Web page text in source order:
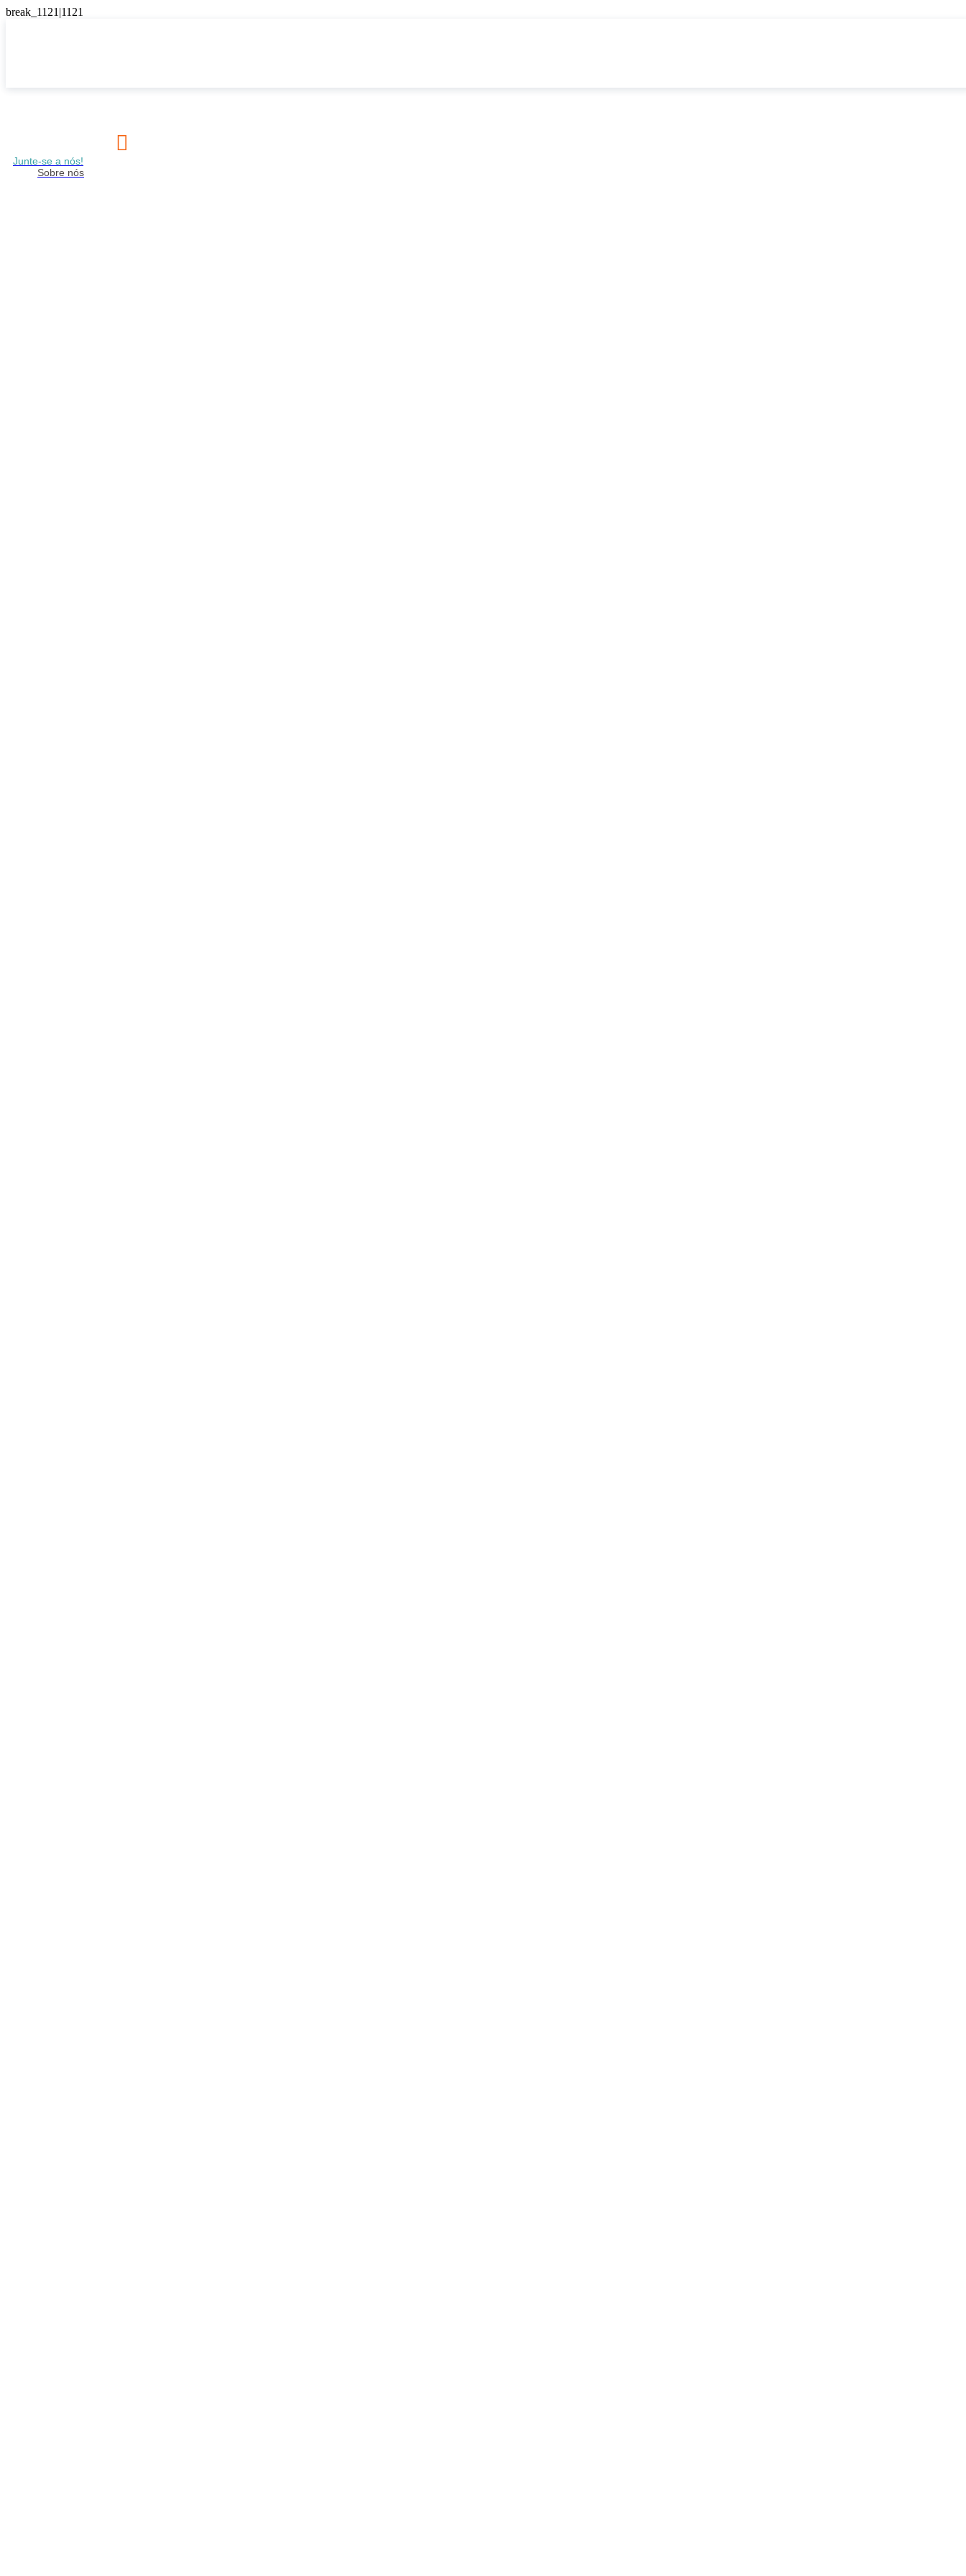

Junte-se a nós!
Sobre nós